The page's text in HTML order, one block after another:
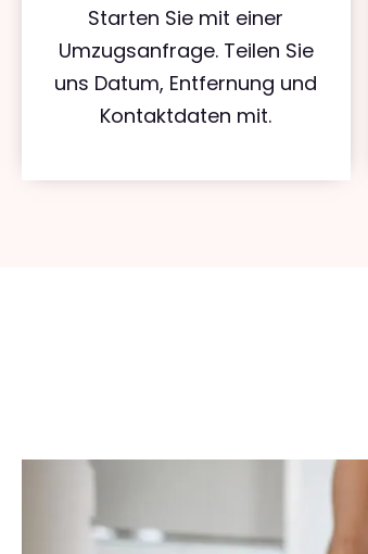
Starten Sie mit einer
Umzugsanfrage. Teilen Sie
uns Datum, Entfernung und
Kontaktdaten mit.